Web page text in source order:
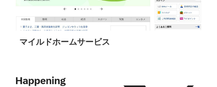
マイルドホームサービス